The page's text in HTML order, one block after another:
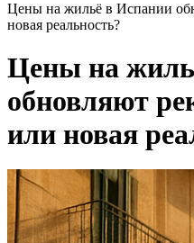
Цены на жильё в Испании
новая реальность?
Цены на
обновляют
или новая